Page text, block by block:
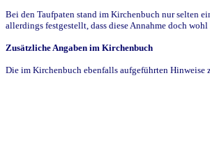
Bei den Taufpaten stand im Kirchenbuch nur selten
allerdings festgestellt, dass diese Annahme doch
Zusätzliche Angaben im Kirchenbuch
Die im Kirchenbuch ebenfalls aufgeführten Hinweise